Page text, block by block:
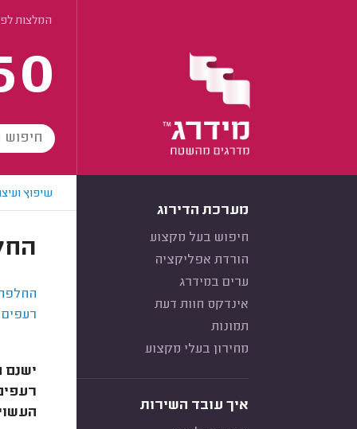
המלצות
מערכת הדירוג
חיפוש בעל מקצוע
הורדת אפליקציה
ערים במידרג
אינדקס חוות דעת
תמונות
מחירון בעלי מקצוע
איך עובד השירות
שיפוץ
רעפים